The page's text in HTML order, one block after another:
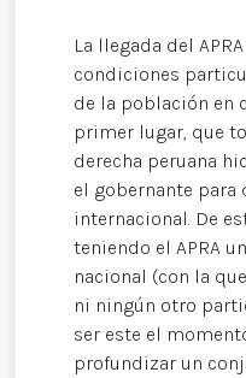
La llegada del
condiciones
de la población en
primer lugar, que
derecha peruana
el gobernante
internacional. De
teniendo el APRA
nacional (con la
ni ningún otro
ser este el
profundizar un